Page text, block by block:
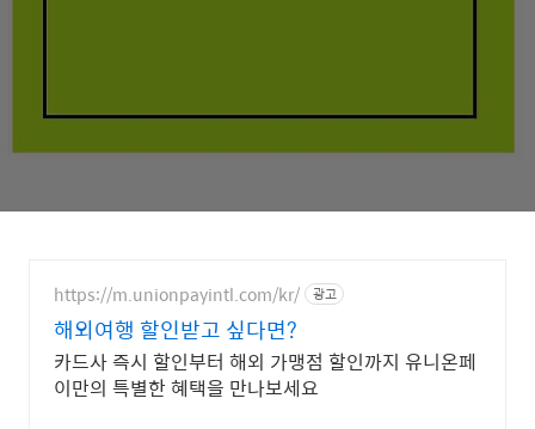
https://m.unionpayintl.com/kr/ 광고
해외여행 할인받고 싶다면?
카드사 즉시 할인부터 해외 가맹점 할인까지 유니온페
이만의 특별한 혜택을 만나보세요